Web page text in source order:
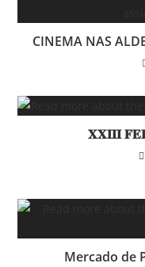
CINEMA NAS
𝐗𝐗𝐈𝐈𝐈
Mercado de